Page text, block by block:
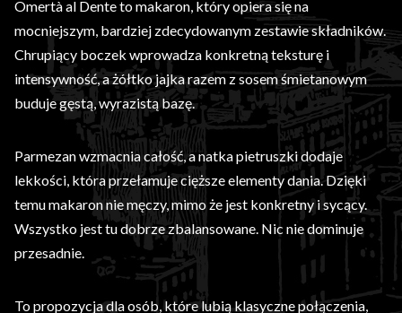
Omertà al Dente to makaron, który opiera się na
mocniejszym, bardziej zdecydowanym zestawie składników.
Chrupiący boczek wprowadza konkretną teksturę i
intensywność, a żółtko jajka razem z sosem śmietanowym
buduje gęstą, wyrazistą bazę.
Parmezan wzmacnia całość, a natka pietruszki dodaje
lekkości, która przełamuje cięższe elementy dania. Dzięki
temu makaron nie męczy, mimo że jest konkretny i sycący.
Wszystko jest tu dobrze zbalansowane. Nic nie dominuje
przesadnie.
To propozycja dla osób, które lubią klasyczne połączenia,